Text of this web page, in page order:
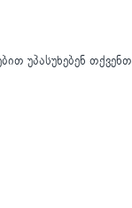
უპასუხებენ